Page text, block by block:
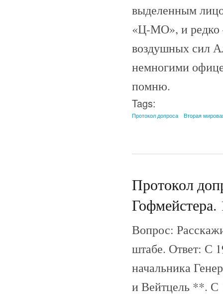
выделенным
«Ц-МО», и редко
воздушных сил
немногими
помню.
Tags:
Протокол допроса Вторая
Протокол
Гофмейстера.
Вопрос:
штабе. Ответ: С
начальника
и Вейтцель **. С